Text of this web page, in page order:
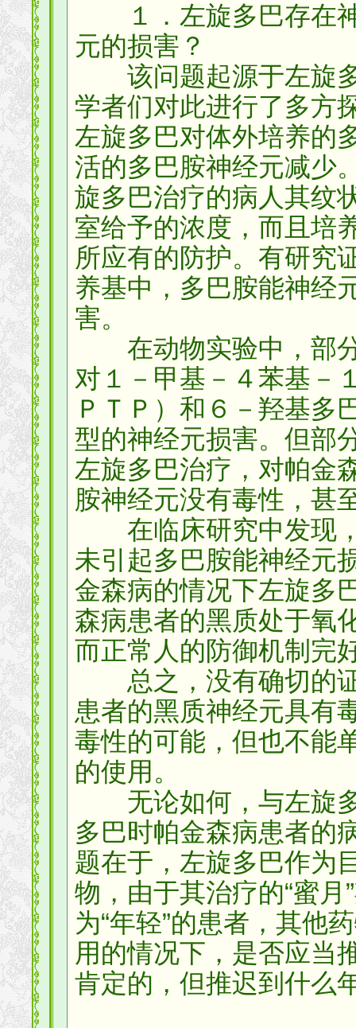
１．左旋多巴存在
元的损害？
该问题起源于左旋多
学者们对此进行了多方
左旋多巴对体外培养的
活的多巴胺神经元减少
旋多巴治疗的病人其纹
室给予的浓度，而且培
所应有的防护。有研究
养基中，多巴胺能神经
害。
在动物实验中，部分
对１－甲基－４苯基－
ＰＴＰ）和６－羟基多
型的神经元损害。但部
左旋多巴治疗，对帕金
胺神经元没有毒性，甚
在临床研究中发现，
未引起多巴胺能神经元
金森病的情况下左旋多
森病患者的黑质处于氧
而正常人的防御机制完
总之，没有确切的证
患者的黑质神经元具有
毒性的可能，但也不能
的使用。
无论如何，与左旋多
多巴时帕金森病患者的
题在于，左旋多巴作为
物，由于其治疗的“蜜
为“年轻”的患者，其他
用的情况下，是否应当
肯定的，但推迟到什么